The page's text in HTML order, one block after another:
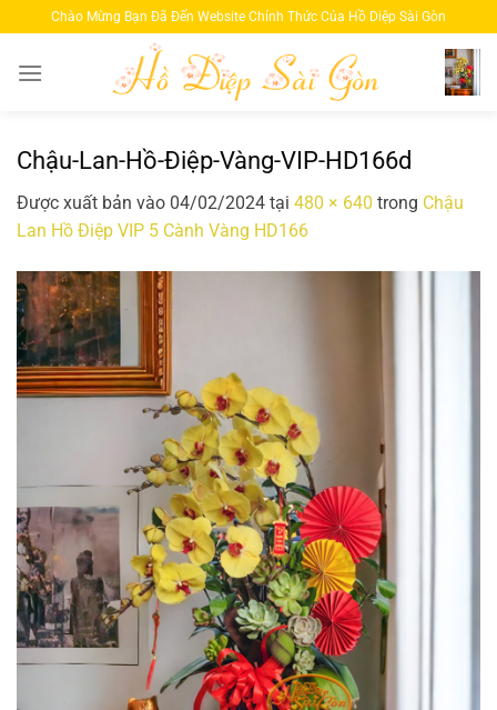
qua
nội
Chào Mừng Bạn Đã Đến Website Chính Thức Của Hồ Diệp Sài Gòn
Chậu-Lan-Hồ-Điệp-Vàng-VIP-HD166d
Được xuất bản vào 04/02/2024 tại 480 × 640 trong Chậu
Lan Hồ Điệp VIP 5 Cành Vàng HD166